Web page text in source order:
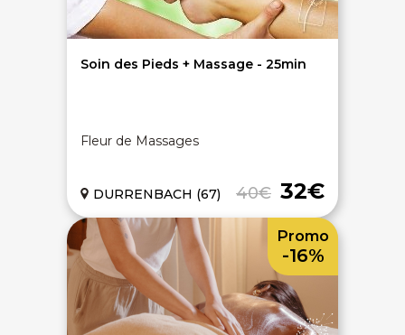
Soin des Pieds + Massage - 25min
Fleur de Massages
40€ 32€
DURRENBACH (67)
Promo
-16%